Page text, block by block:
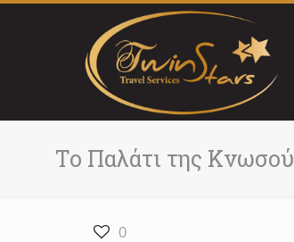
Το Παλάτι της Κνωσού
0